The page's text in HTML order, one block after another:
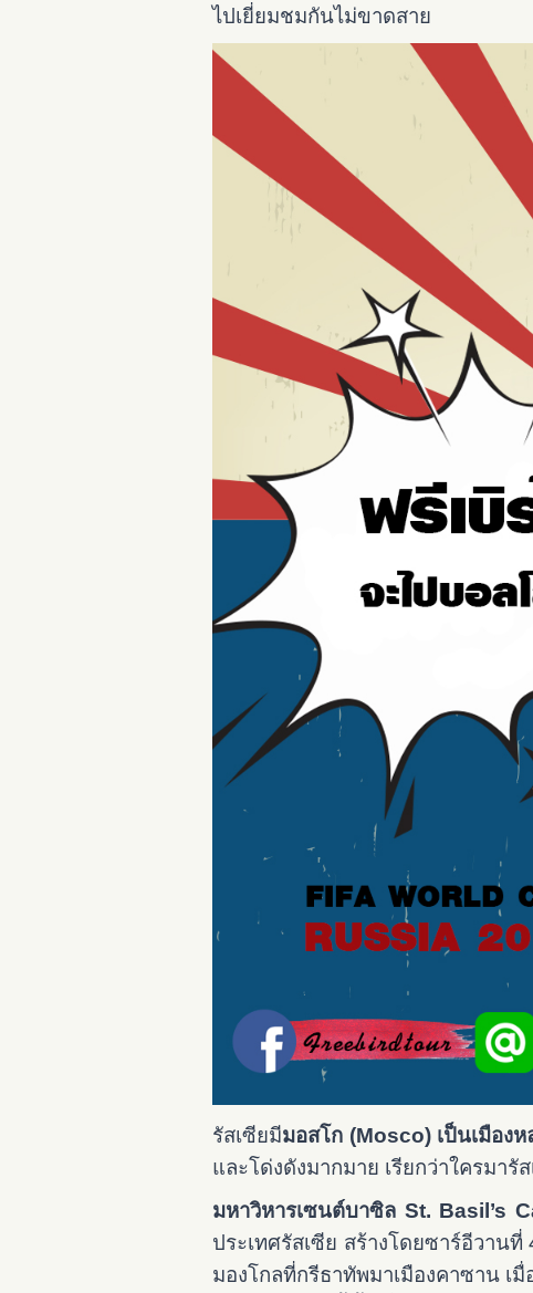
ไปเยี่ยมชมกันไม่ขาดสาย
รัสเซียมีมอสโก (Mosco) เป็นเมืองห
และโด่งดังมากมาย เรียกว่าใครมา
มหาวิหารเซนต์บาซิล St. Basil’s
ประเทศรัสเซีย สร้างโดยซาร์อีวาน
มองโกลที่กรีธาทัพมาเมืองคาซาน เ